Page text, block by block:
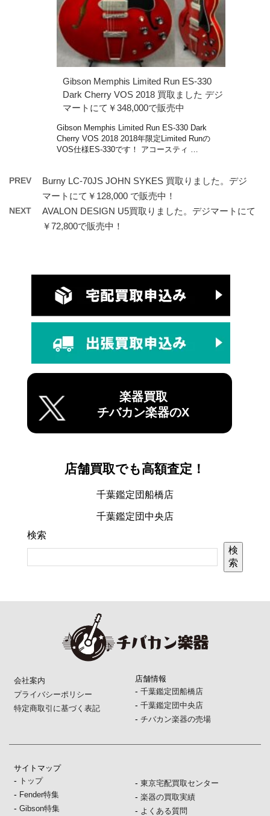
Gibson Memphis Limited Run ES-330
Dark Cherry VOS 2018 買取ました デジ
マートにて￥348,000で販売中
Gibson Memphis Limited Run ES-330 Dark
Cherry VOS 2018 2018年限定Limited Runの
VOS仕様ES-330です！ アコースティ …
PREV
Burny LC-70JS JOHN SYKES 買取りました。デジ
マートにて￥128,000 で販売中！
NEXT
AVALON DESIGN U5買取りました。デジマートにて
￥72,800で販売中！
楽器買取
チバカン楽器のX
店舗買取でも高額査定！
千葉鑑定団船橋店
千葉鑑定団中央店
検索
検
索
会社案内
プライバシーポリシー
特定商取引に基づく表記
店舗情報
- 千葉鑑定団船橋店
- 千葉鑑定団中央店
- チバカン楽器の売場
サイトマップ
- トップ
- Fender特集
-Gibson特集
- 東京宅配買取センター
- 楽器の買取実績
- よくある質問